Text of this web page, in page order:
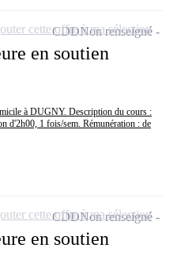
en soutien
à DUGNY. Description du cours :
d'2h00, 1 fois/sem. Rémunération : de
CDDNon renseigné
cette offre à ma sélection
en soutien
CDDNon renseigné
cette offre à ma sélection